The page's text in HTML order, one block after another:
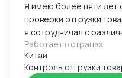
Я имею более пяти лет
проверки отгрузки
я сотрудничал с
фабриками,
качества отгрузки
потребительских
Работает в странах
Китай
Контроль отгрузки